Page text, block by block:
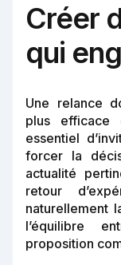
Créer
qui
Une relance
plus efficace
essentiel
forcer la
actualité
retour
naturellement
l’équilibre
proposition